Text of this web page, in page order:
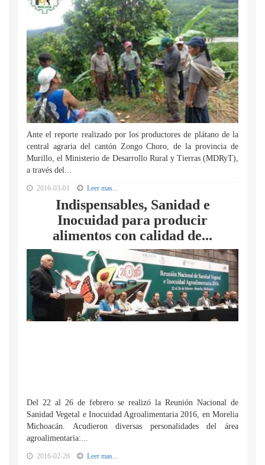
Ante el reporte realizado por los productores de plátano de la
central agraria del cantón Zongo Choro, de la provincia de
Murillo, el Ministerio de Desarrollo Rural y Tierras (MDRyT),
a través del...
2016-03-01 Leer mas...
Indispensables, Sanidad e
Inocuidad para producir
alimentos con calidad de...
Del 22 al 26 de febrero se realizó la Reunión Nacional de
Sanidad Vegetal e Inocuidad Agroalimentaria 2016, en Morelia
Michoacán. Acudieron diversas personalidades del área
agroalimentaria:...
2016-02-26 Leer mas...